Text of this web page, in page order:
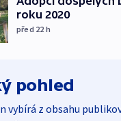
roku 2020
před 22 h
pohled
vybírá z obsahu